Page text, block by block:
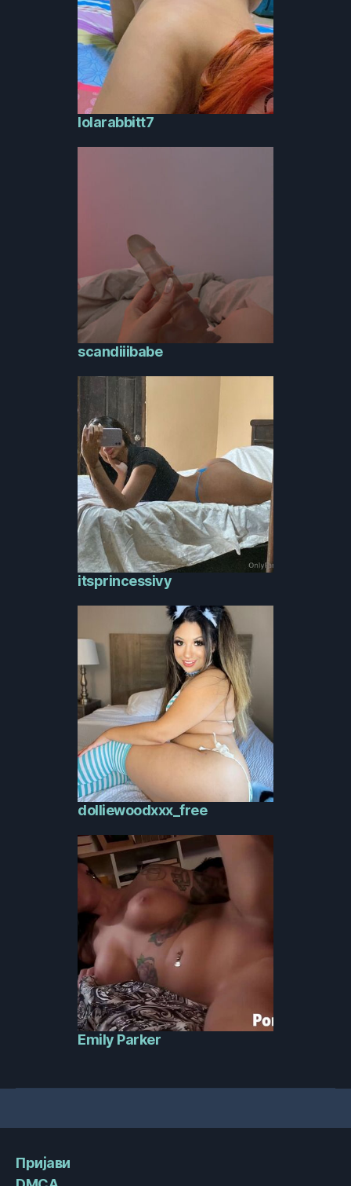
lolarabbitt7
scandiiibabe
itsprincessivy
dolliewoodxxx_free
Emily Parker
Пријави